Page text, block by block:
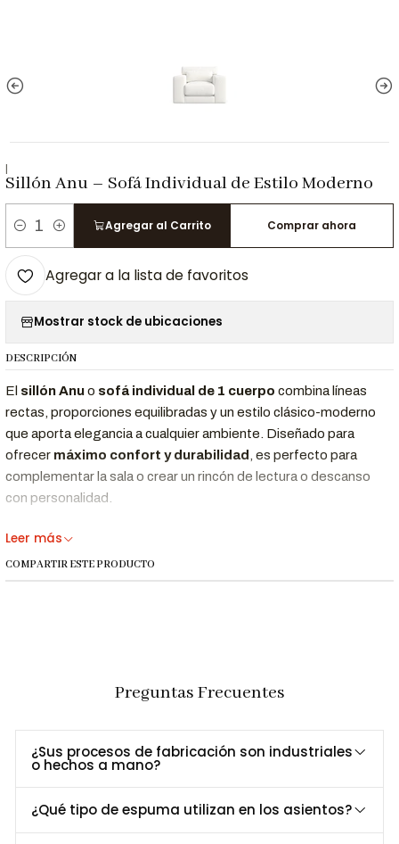
|
Sillón Anu – Sofá Individual de Estilo Moderno
Cantidad
Agregar al Carrito Comprar ahora
Agregar a la lista de favoritos
Mostrar stock de ubicaciones
DESCRIPCIÓN
El sillón Anuo sofá individual de 1 cuerpo combina líneas
rectas, proporciones equilibradas y un estilo clásico-moderno
que aporta elegancia a cualquier ambiente. Diseñado para
ofrecer máximo confort y durabilidad , es perfecto para
complementar la sala o crear un rincón de lectura o descanso
con personalidad.
Características Destacadas
Cojines mullidos y estructura firme para máximo confort
EspecificaciónDetalle
Largo
109 cm
Leer más
COMPARTIR ESTE PRODUCTO
Preguntas Frecuentes
¿Sus procesos de fabricación son industriales
o hechos a mano?
¿Qué tipo de espuma utilizan en los asientos?